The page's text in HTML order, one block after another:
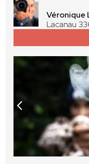
Véronique
Lacanau